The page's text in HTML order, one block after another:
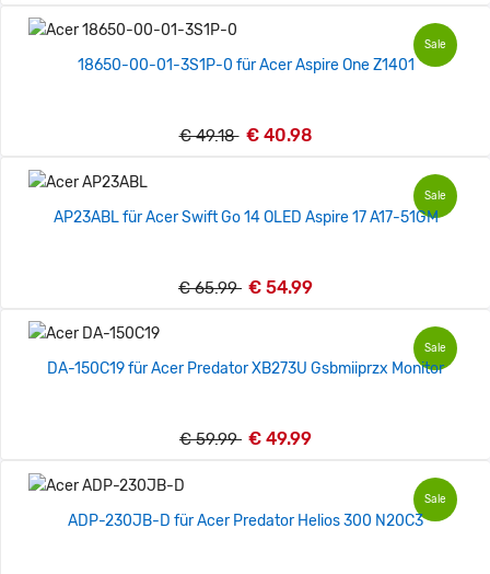
Sale
18650-00-01-3S1P-0 für Acer Aspire One Z1401
€ 49.18 € 40.98
Sale
AP23ABL für Acer Swift Go 14 OLED Aspire 17 A17-51GM
€ 65.99 € 54.99
Sale
DA-150C19 für Acer Predator XB273U Gsbmiiprzx Monitor
€ 59.99 € 49.99
Sale
ADP-230JB-D für Acer Predator Helios 300 N20C3